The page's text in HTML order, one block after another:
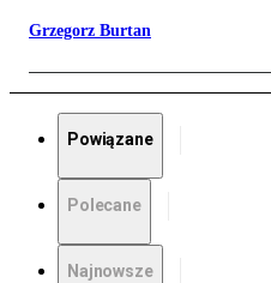
Grzegorz Burtan
Powiązane
Polecane
Najnowsze